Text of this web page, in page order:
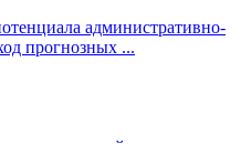
административно-
прогнозных ...